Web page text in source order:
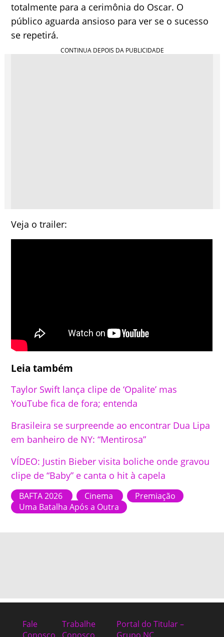
totalmente para a cerimônia do Oscar. O
público aguarda ansioso para ver se o sucesso
se repetirá.
Veja o trailer:
Leia também
Taylor Swift lança clipe de ‘Opalite’ mas
YouTube fica de fora; entenda
Brasileira se surpreende ao encontrar Dua Lipa
em banheiro de NY: “Mentirosa”
VÍDEO: Justin Bieber visita boliche onde gravou
clipe de “Baby” e canta o hit à capela
BAFTA 2026 Cinema
Premiação
Uma Batalha Após a Outra
Fale
Trabalhe
Portal do Titular –